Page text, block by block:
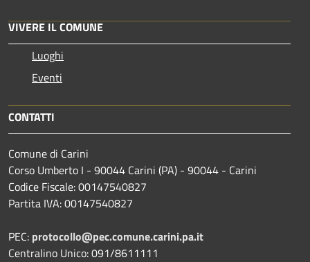
VIVERE IL COMUNE
Luoghi
Eventi
CONTATTI
Comune di Carini
Corso Umberto I - 90044 Carini (PA) - 90044 - Carini
Codice Fiscale: 00147540827
Partita IVA: 00147540827
PEC: protocollo@pec.comune.carini.pa.it
Centralino Unico: 091/8611111